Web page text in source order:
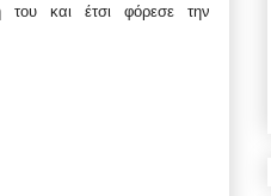
και έτσι φόρεσε την